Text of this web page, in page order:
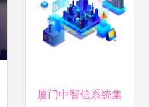
厦门中智信系统集